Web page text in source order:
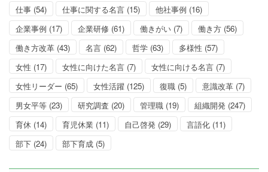
仕事 (54) 仕事に関する名言 (15) 他社事例 (16)
企業事例 (17) 企業研修 (61) 働きがい (7) 働き方 (56)
働き方改革 (43) 名言 (62) 哲学 (63) 多様性 (57)
女性 (17) 女性に向けた名言 (7) 女性に向ける名言 (7)
女性リーダー (65) 女性活躍 (125) 復職 (5) 意識改革 (7)
男女平等 (23) 研究調査 (20) 管理職 (19) 組織開発 (247)
育休 (14) 育児休業 (11) 自己啓発 (29) 言語化 (11)
部下 (24) 部下育成 (5)